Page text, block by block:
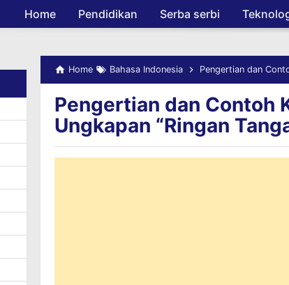
Skip to
Home Pendidikan Serba serbi
Home Bahasa Indonesia Pengertian dan
Pengertian dan Contoh
Ungkapan “Ringan